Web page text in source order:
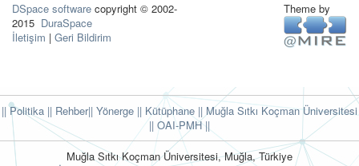
DSpace software copyright © 2002-
2015 DuraSpace
İletişim | Geri Bildirim
Theme by
|| Politika || Rehber|| Yönerge || Kütüphane || Muğla Sıtkı Koçman Üniversitesi
|| OAI-PMH ||
Muğla Sıtkı Koçman Üniversitesi, Muğla, Türkiye